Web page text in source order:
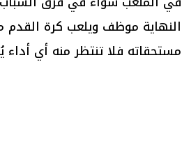
النهاية موظف ويلعب كرة القدم
مستحقاته فلا تنتظر منه أي